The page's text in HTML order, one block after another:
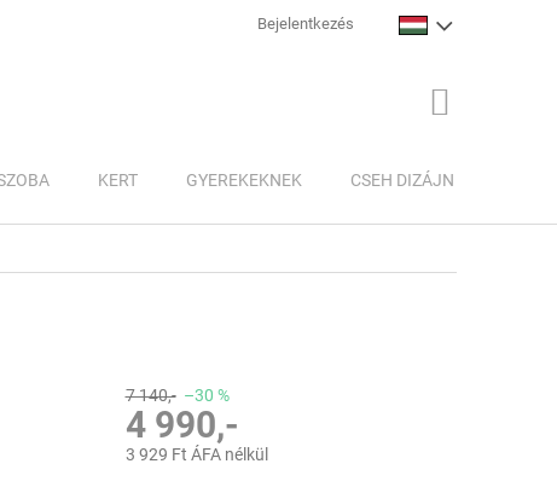
Bejelentkezés
KERT GYEREKEKNEK CSEH DIZÁJN
7 140,- –30 %
4 990,-
3 929 Ft ÁFA nélkül